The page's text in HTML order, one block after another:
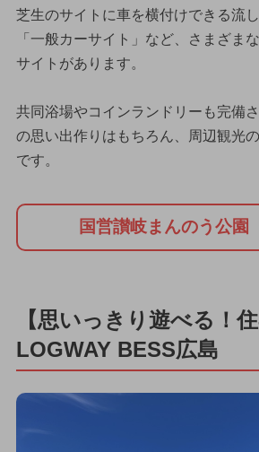
芝生のサイトに車を横付けできる流
「一般カーサイト」など、さまざま
サイトがあります。
共同浴場やコインランドリーも完備
の思い出作りはもちろん、周辺観光
です。
国営讃岐まんのう公園
【思いっきり遊べる！住
LOGWAY BESS広島